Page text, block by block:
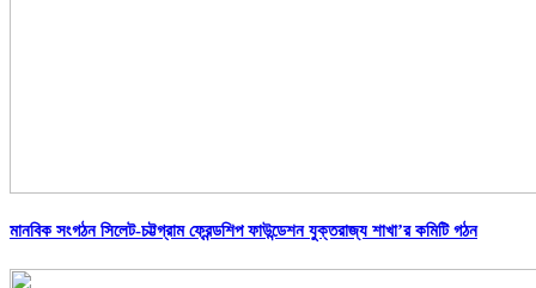
মানবিক সংগঠন সিলেট-চট্টগ্রাম ফ্রেন্ডশিপ ফাউন্ডেশন যুক্তরাজ্য শাখা’র কমিটি গঠন